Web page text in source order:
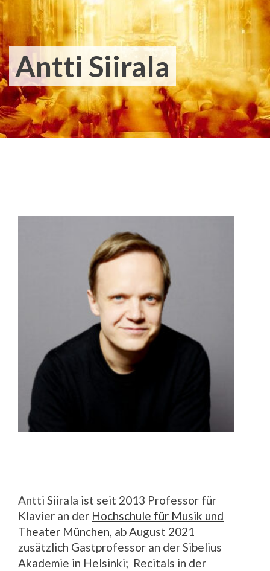
Antti Siirala
Antti Siirala ist seit 2013 Professor für
Klavier an der Hochschule für Musik und
Theater München, ab August 2021
zusätzlich Gastprofessor an der Sibelius
Akademie in Helsinki; Recitals in der